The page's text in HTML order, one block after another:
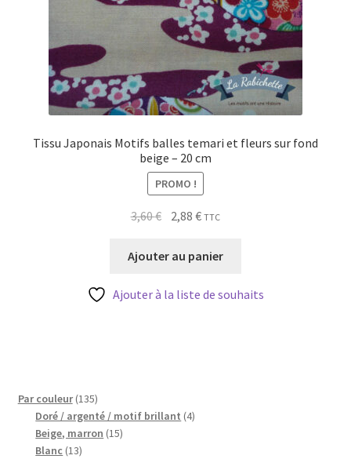
Tissu Japonais Motifs balles temari et fleurs sur fond
beige – 20 cm
PROMO !
3,60€ Le
initial
3,60 €.
2,88€Le
actuel
2,88 €.
TTC
Ajouter au panier
Ajouter à la liste de souhaits
Par couleur 135135
produits
Doré / argenté / motif brillant 44
Beige, marron 1515
Blanc 1313